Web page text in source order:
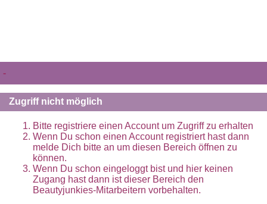
-
Zugriff nicht möglich
Bitte registriere einen Account um Zugriff zu erhalten
Wenn Du schon einen Account registriert hast dann
melde Dich bitte an um diesen Bereich öffnen zu
können.
Wenn Du schon eingeloggt bist und hier keinen
Zugang hast dann ist dieser Bereich den
Beautyjunkies-Mitarbeitern vorbehalten.